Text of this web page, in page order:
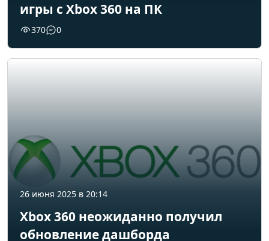
игры с Xbox 360 на ПК
370 0
26 июня 2025 в 20:14
Xbox 360 неожиданно получил
обновление дашборда